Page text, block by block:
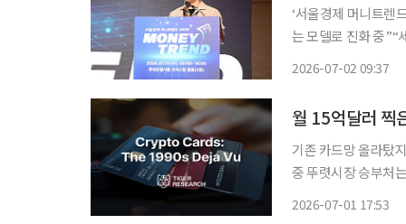
‘서울경제 머니트렌
는 모델로 진화 중”“세
2026-07-02 09:37
월 15억달러 찍
기존 카드망 올라탔
중 뚜렷시장 승부처는 카드 발급보
2026-07-01 17:53